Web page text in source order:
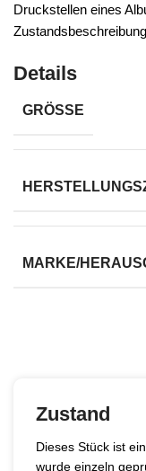
Druckstellen eines
Details
GRÖSSE
MARKE/
Zustand
Dieses Stück ist
wurde einzeln